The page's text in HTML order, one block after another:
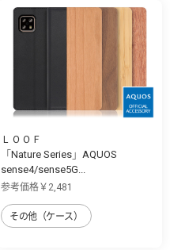
ＬＯＯＦ
「Nature Series」AQUOS
sense4/sense5G...
参考価格￥2,481
その他（ケース）